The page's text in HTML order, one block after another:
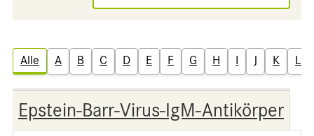
Alle A B C D E F G H I J K L
Epstein-Barr-Virus-IgM-Antikörper